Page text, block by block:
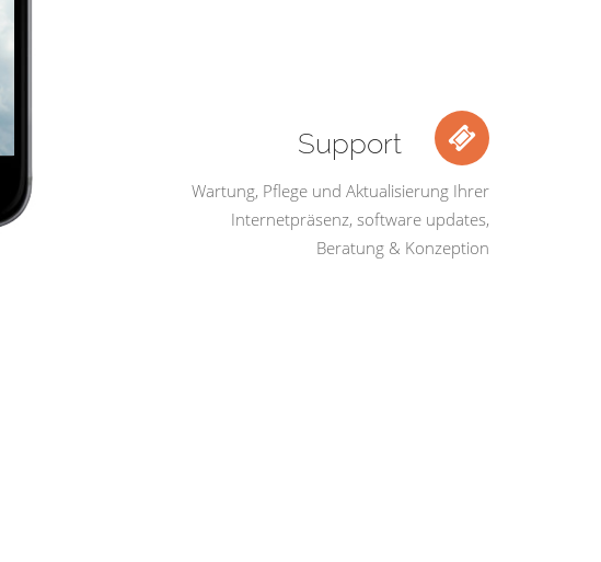
Support
Wartung, Pflege und Aktualisierung Ihrer
Internetpräsenz, software updates,
Beratung & Konzeption